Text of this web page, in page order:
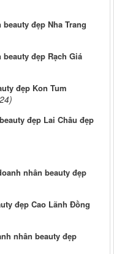
đẹp Nha Trang
đẹp Rạch Giá
đẹp Kon Tum
đẹp Lai Châu đẹp
nhân beauty đẹp
đẹp Cao Lãnh Đồng
nhân beauty đẹp